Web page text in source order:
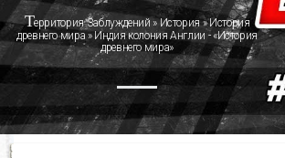
Территория Заблуждений »История»История
древнего мира » Индия колония Англии - «История
древнего мира»